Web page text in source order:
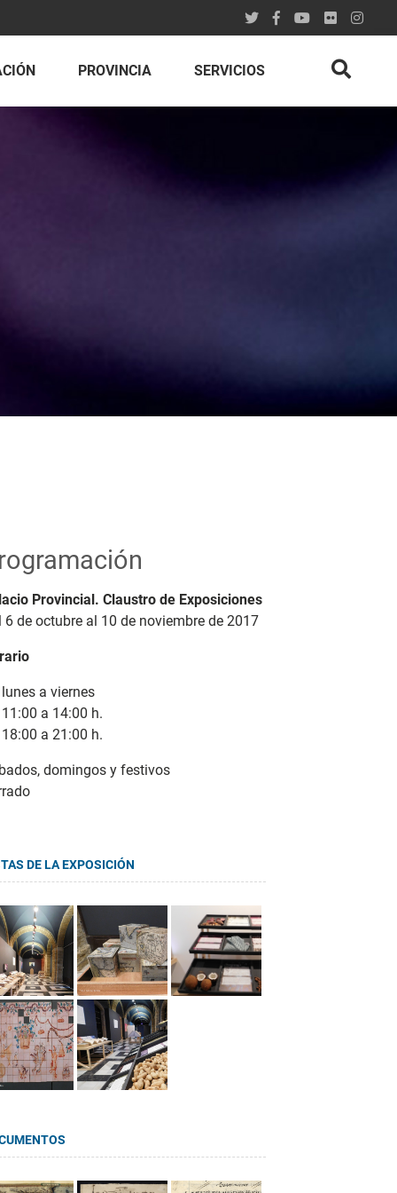
PROVINCIA SERVICIOS
Provincial. Claustro de Exposiciones
6 de octubre al 10 de noviembre de 2017
a viernes
a 14:00 h.
a 21:00 h.
domingos y festivos
DE LA EXPOSICIÓN